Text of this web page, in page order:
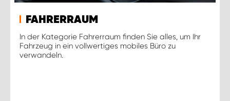
FAHRERRAUM
In der Kategorie Fahrerraum finden Sie alles, um Ihr
Fahrzeug in ein vollwertiges mobiles Büro zu
verwandeln.